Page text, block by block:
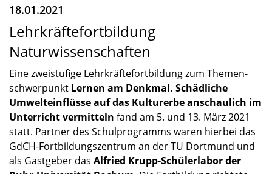
18.01.2021
Lehrkräftefortbildung
Naturwissenschaften
Eine zweistu­fige Lehrkräf­te­fort­bil­dung zum Themen­
schwer­punkt Lernen am Denkmal. Schäd­li­che
Umwelt­ein­flüsse auf das Kultur­erbe anschau­lich im
Unter­richt vermit­teln fand am 5. und 13. März 2021
statt. Partner des Schul­pro­gramms waren hierbei das
GdCH-Fortbildungszentrum an der TU Dortmund und
als Gastge­ber das Alfried Krupp-Schülerlabor der